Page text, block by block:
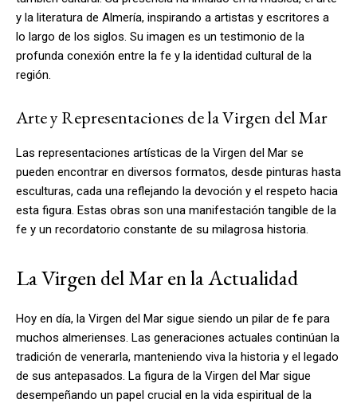
y la literatura de Almería, inspirando a artistas y escritores a
lo largo de los siglos. Su imagen es un testimonio de la
profunda conexión entre la fe y la identidad cultural de la
región.
Arte y Representaciones de la Virgen del Mar
Las representaciones artísticas de la Virgen del Mar se
pueden encontrar en diversos formatos, desde pinturas hasta
esculturas, cada una reflejando la devoción y el respeto hacia
esta figura. Estas obras son una manifestación tangible de la
fe y un recordatorio constante de su milagrosa historia.
La Virgen del Mar en la Actualidad
Hoy en día, la Virgen del Mar sigue siendo un pilar de fe para
muchos almerienses. Las generaciones actuales continúan la
tradición de venerarla, manteniendo viva la historia y el legado
de sus antepasados. La figura de la Virgen del Mar sigue
desempeñando un papel crucial en la vida espiritual de la